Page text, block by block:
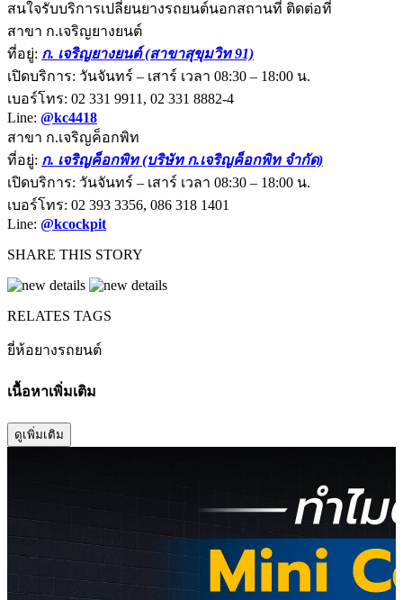
สนใจรับบริการเปลี่ยนยางรถยนต์นอกสถานที่ ติดต่อที่
สาขา ก.เจริญยางยนต์
ที่อยู่: ก. เจริญยางยนต์ (สาขาสุขุมวิท 91)
เปิดบริการ: วันจันทร์ – เสาร์ เวลา 08:30 – 18:00 น.
เบอร์โทร: 02 331 9911, 02 331 8882-4
Line: @kc4418
สาขา ก.เจริญค็อกพิท
ที่อยู่: ก. เจริญค็อกพิท (บริษัท ก.เจริญค็อกพิท จำกัด)
เปิดบริการ: วันจันทร์ – เสาร์ เวลา 08:30 – 18:00 น.
เบอร์โทร: 02 393 3356, 086 318 1401
Line: @kcockpit
SHARE THIS STORY
RELATES TAGS
ยี่ห้อยางรถยนต์
เนื้อหาเพิ่มเติม
ดูเพิ่มเติม